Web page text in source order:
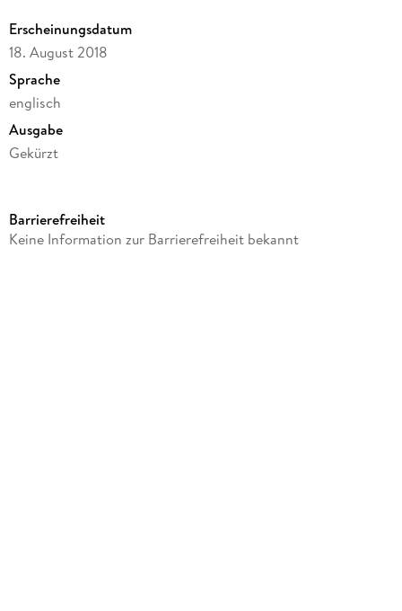
Erscheinungsdatum
18. August 2018
Sprache
englisch
Ausgabe
Gekürzt
Laufzeit
Barrierefreiheit
Keine Information zur Barrierefreiheit bekannt